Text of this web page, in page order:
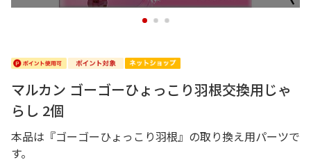
1 2 3
マルカン ゴーゴーひょっこり羽根交換用じゃ
らし 2個
本品は『ゴーゴーひょっこり羽根』の取り換え用パーツで
す。